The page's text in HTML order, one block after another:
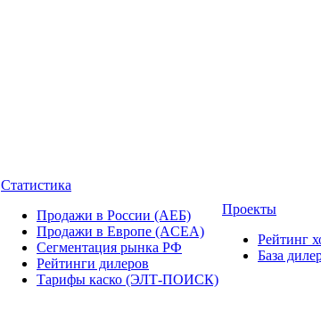
Статистика
Продажи в России (АЕБ)
Продажи в Европе (ACEA)
Сегментация рынка РФ
Рейтинги дилеров
Тарифы каско (ЭЛТ-ПОИСК)
Проекты
Рейтинг
База